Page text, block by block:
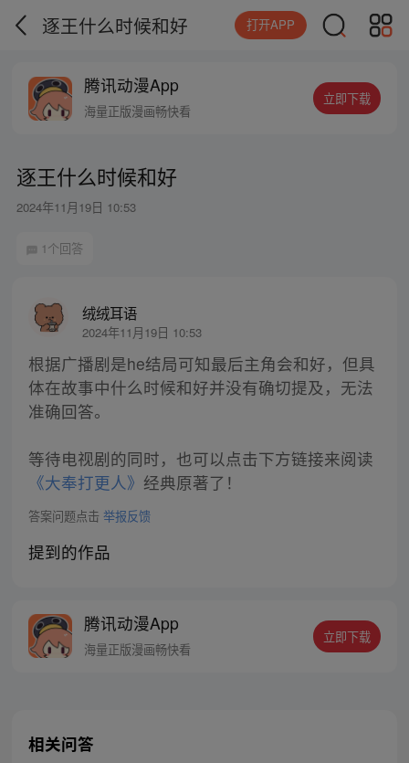
逐王什么时候和好 打开APP
腾讯动漫App
海量正版漫画畅快看
立即下载
逐王什么时候和好
2024年11月19日 10:53
1个回答
绒绒耳语
2024年11月19日 10:53
根据广播剧是he结局可知最后主角会和好，但具
体在故事中什么时候和好并没有确切提及，无法
准确回答。
等待电视剧的同时，也可以点击下方链接来阅读
《大奉打更人》 经典原著了！
答案问题点击 举报反馈
提到的作品
腾讯动漫App
海量正版漫画畅快看
立即下载
相关问答